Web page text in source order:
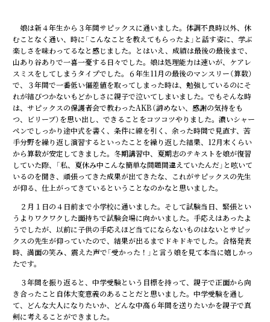
娘は新４年生から３年間サピックスに通いました。体調不良時以外、休
むことなく通い、時に「こんなことを教えてもらったよ」と話す姿に、学ぶ
楽しさを味わってるなと感じました。とはいえ、成績は最後の最後まで、
山あり谷ありで一喜一憂する日々でした。娘は処理能力は速いが、ケアレ
スミスをしてしまうタイプでした。６年生11月の最後のマンスリー（算数）
で、３年間で一番低い偏差値を取ってしまった時は、勉強しているのにそ
れが結びつかないもどかしさに親子で泣いてしまいました。でもそんな時
は、サピックスの保護者会で教わったAKB（諦めない、感謝の気持をも
つ、ビリーブ）を思い出し、できることをコツコツやりました。濃いシャー
ペンでしっかり途中式を書く、条件に線を引く、余った時間で見直す、苦
手分野を繰り返し演習するといったことを繰り返した結果、12月末くらい
から算数が安定してきました。冬期講習中、夏期志のテキストを娘が復習
していた際、「私、夏休み中こんな簡単な問題間違えていたんだ」と呟いて
いるのを聞き、頑張ってきた成果が出てきたな、これがサピックスの先生
が仰る、仕上がってきているということなのかなと思いました。
２月１日の４日前まで小学校に通いました。そして試験当日、緊張とい
うよりワクワクした面持ちで試験会場に向かいました。手応えはあったよ
うでしたが、以前に子供の手応えほど当てにならないものはないとサピッ
クスの先生が仰っていたので、結果が出るまでドキドキでした。合格発表
時、満面の笑み、震えた声で「受かった！」と言う娘を見て本当に嬉しかっ
たです。
３年間を振り返ると、中学受験という目標を持って、親子で正面から向
き合ったこと自体大変意義のあることだと思いました。中学受験を通し
て、どんな大人になりたいか、どんな中高６年間を送りたいかを親子で真
剣に考えることができました。